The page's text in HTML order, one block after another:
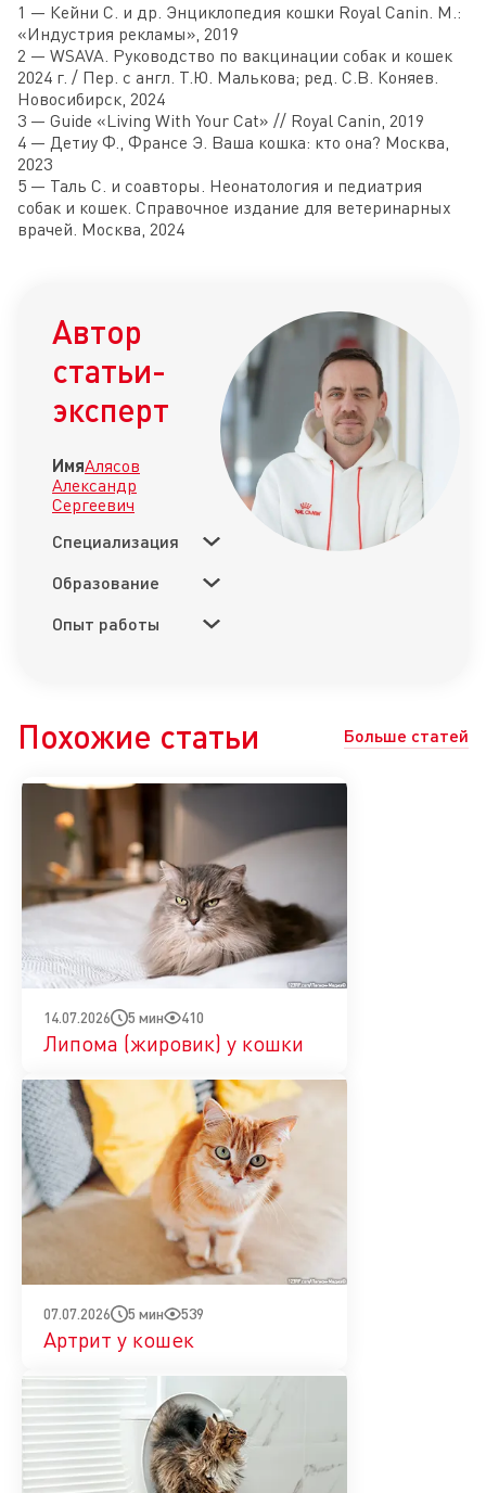
1 — Кейни С. и др. Энциклопедия кошки Royal Canin. М.:
«Индустрия рекламы», 2019
2 — WSAVA. Руководство по вакцинации собак и кошек
2024 г. / Пер. с англ. Т.Ю. Малькова; ред. С.В. Коняев.
Новосибирск, 2024
3 — Guide «Living With Your Cat» // Royal Canin, 2019
4 — Детиу Ф., Франсе Э. Ваша кошка: кто она? Москва,
2023
5 — Таль С. и соавторы. Неонатология и педиатрия
собак и кошек. Справочное издание для ветеринарных
врачей. Москва, 2024
Автор
статьи-
эксперт
ИмяАлясов
Александр
Сергеевич
Специализация
Образование
Опыт работы
Похожие статьи Больше статей
14.07.2026 5 мин 410
Липома (жировик) у кошки
07.07.2026 5 мин 539
Артрит у кошек